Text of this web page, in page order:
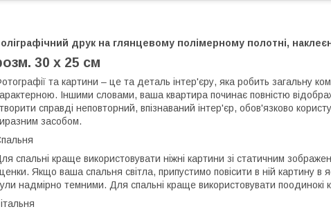
друк на глянцевому полімерному полотні,
30 х 25 см
та картини – це та деталь інтер'єру, яка робить загальну
Іншими словами, ваша квартира починає повністю
справді неповторний, впізнаваний інтер'єр, обов'язково
засобом.
спальні краще використовувати ніжні картини зі статичним
Якщо ваша спальня світла, припустимо повісити в ній картину в
надмірно темними. Для спальні краще використовувати поодинокі